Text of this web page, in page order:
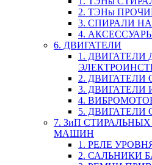
2. ТЭНы
3. СПИРАЛИ
4.
6. ДВИГАТЕЛИ
1. ДВИГАТЕЛИ
2. ДВИГАТЕЛИ
3.
4.
5. ДВИГАТЕЛИ
7. ЗиП
МАШИН
1. РЕЛЕ
2. САЛЬНИКИ